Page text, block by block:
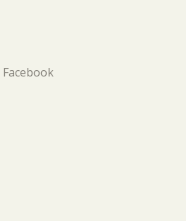
Facebook